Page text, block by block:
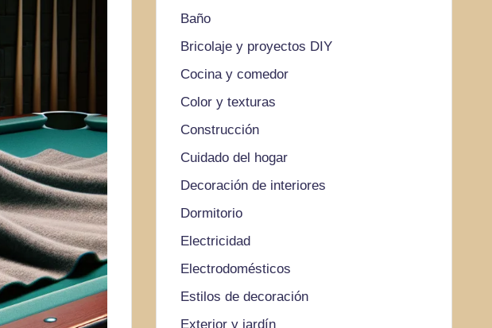
Baño
Bricolaje y proyectos DIY
Cocina y comedor
Color y texturas
Construcción
Cuidado del hogar
Decoración de interiores
Dormitorio
Electricidad
Electrodomésticos
Estilos de decoración
Exterior y jardín